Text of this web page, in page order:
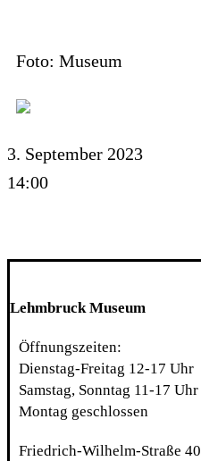
Foto: Museum
3. September 2023
14:00
Lehmbruck Museum
Öffnungszeiten:
Dienstag-Freitag 12-17 Uhr
Samstag, Sonntag 11-17 Uhr
Montag geschlossen
Friedrich-Wilhelm-Straße 40